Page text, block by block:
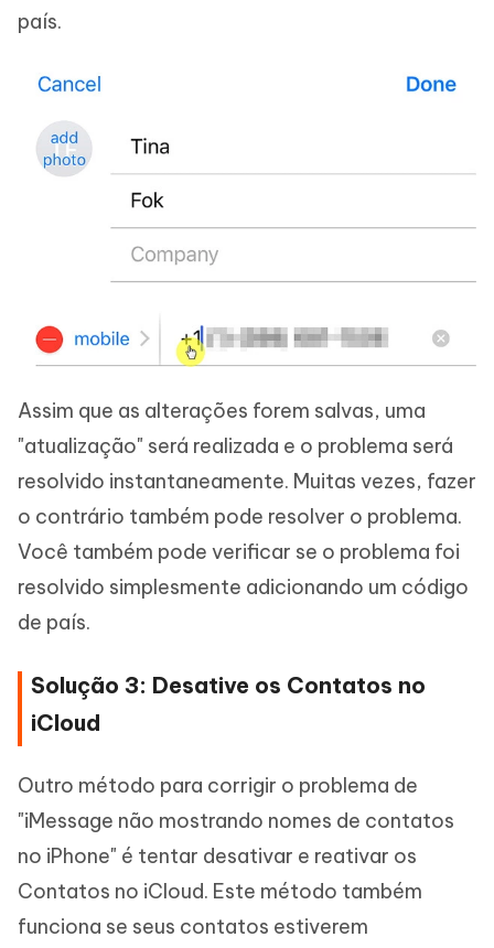
país.
Assim que as alterações forem salvas, uma
"atualização" será realizada e o problema será
resolvido instantaneamente. Muitas vezes, fazer
o contrário também pode resolver o problema.
Você também pode verificar se o problema foi
resolvido simplesmente adicionando um código
de país.
Solução 3: Desative os Contatos no
iCloud
Outro método para corrigir o problema de
"iMessage não mostrando nomes de contatos
no iPhone" é tentar desativar e reativar os
Contatos no iCloud. Este método também
funciona se seus contatos estiverem